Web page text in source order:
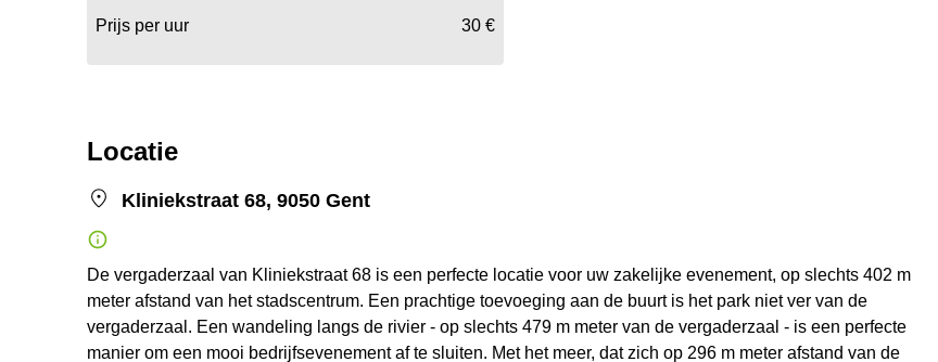
Prijs per uur 30 €
Locatie
Kliniekstraat 68, 9050 Gent
De vergaderzaal van Kliniekstraat 68 is een perfecte locatie voor uw zakelijke evenement, op slechts 402 m
meter afstand van het stadscentrum. Een prachtige toevoeging aan de buurt is het park niet ver van de
vergaderzaal. Een wandeling langs de rivier - op slechts 479 m meter van de vergaderzaal - is een perfecte
manier om een mooi bedrijfsevenement af te sluiten. Met het meer, dat zich op 296 m meter afstand van de